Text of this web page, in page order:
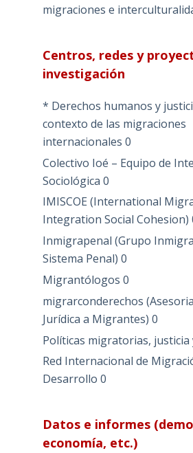
migraciones e
Centros, redes y
investigación
* Derechos humanos y
contexto de las migraciones
internacionales 0
Colectivo Ioé – Equipo de
Sociológica 0
IMISCOE (International
Integration Social Cohesion)
Inmigrapenal (Grupo
Sistema Penal) 0
Migrantólogos 0
migrarconderechos
Jurídica a Migrantes) 0
Políticas migratorias, justicia
Red Internacional de
Desarrollo 0
Datos e informes
economía, etc.)